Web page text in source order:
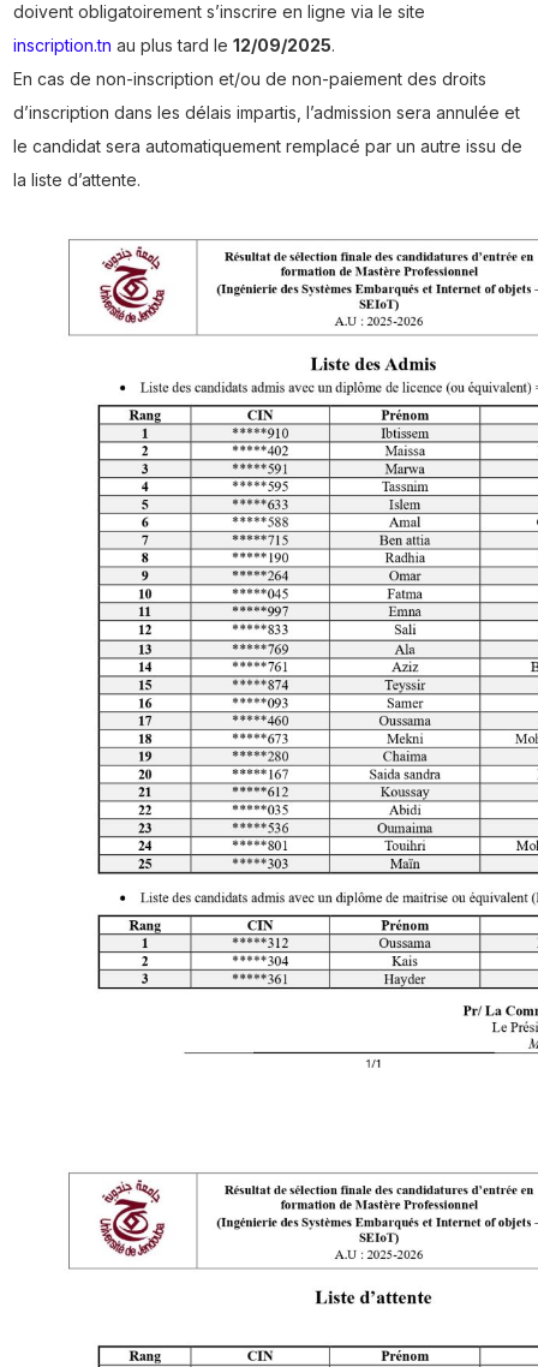
doivent obligatoirement s’inscrire en ligne via le site
inscription.tn au plus tard le 12/09/2025.
En cas de non-inscription et/ou de non-paiement des droits
d’inscription dans les délais impartis, l’admission sera annulée et
le candidat sera automatiquement remplacé par un autre issu de
la liste d’attente.